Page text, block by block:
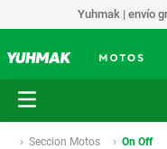
Yuhmak | envío
Seccion Motos On Off